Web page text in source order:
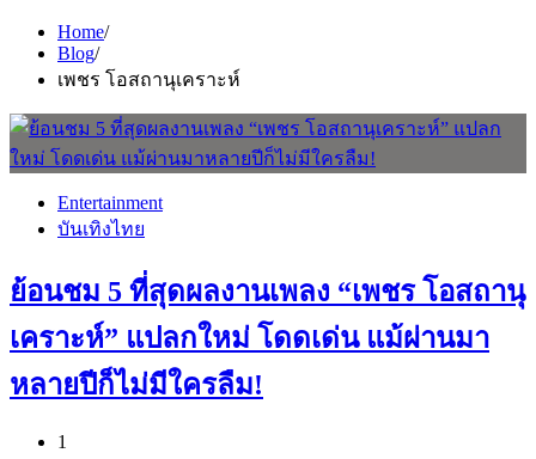
Home
Blog
เพชร โอสถานุเคราะห์
Entertainment
บันเทิงไทย
ย้อนชม 5 ที่สุดผลงานเพลง “เพชร โอสถานุ
เคราะห์” แปลกใหม่ โดดเด่น แม้ผ่านมา
หลายปีก็ไม่มีใครลืม!
1